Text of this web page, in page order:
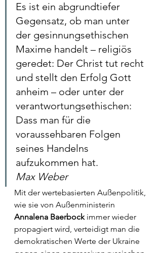
Es ist ein abgrundtiefer
Gegensatz, ob man unter
der gesinnungsethischen
Maxime handelt – religiös
geredet: Der Christ tut recht
und stellt den Erfolg Gott
anheim – oder unter der
verantwortungsethischen:
Dass man für die
voraussehbaren Folgen
seines Handelns
aufzukommen hat.
Max Weber
Mit der wertebasierten Außenpolitik,
wie sie von Außenministerin
Annalena Baerbock immer wieder
propagiert wird, verteidigt man die
demokratischen Werte der Ukraine